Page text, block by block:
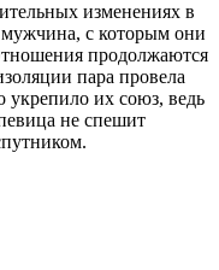
изменениях в
с которым они
продолжаются
пара провела
укрепило их союз, ведь
не спешит